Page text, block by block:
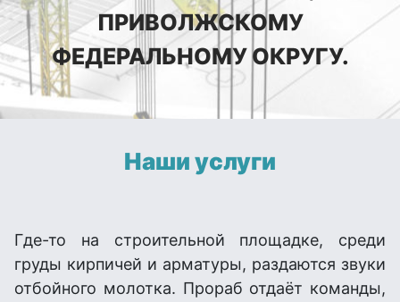
ПРИВОЛЖСКОМУ
ФЕДЕРАЛЬНОМУ ОКРУГУ.
Наши услуги
Где-то на строительной площадке, среди
груды кирпичей и арматуры, раздаются звуки
отбойного молотка. Прораб отдаёт команды,